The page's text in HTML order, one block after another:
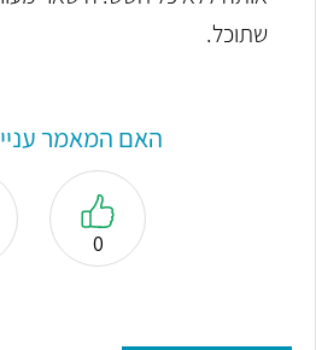
שתוכל.
האם המאמר
0